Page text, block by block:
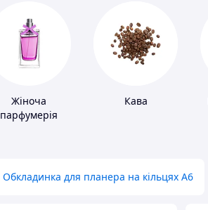
Жіноча
парфумерія
Кава
Обкладинка для планера на кільцях А6